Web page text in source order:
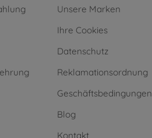
Unsere Marken
Ihre Cookies
Datenschutz
Reklamationsordnung
Geschäftsbedingungen
Blog
Kontakt